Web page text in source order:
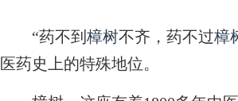
“药不到 樟树不齐，药不过樟
医药史上的特殊地位。